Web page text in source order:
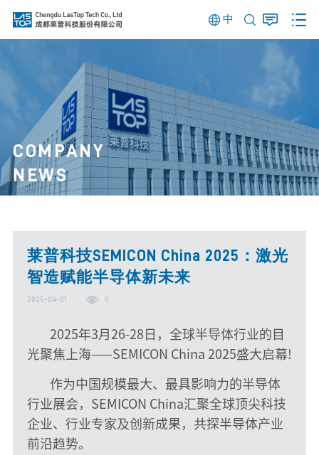
中
COMPANY
NEWS
莱普科技SEMICON China 2025：激光
智造赋能半导体新未来
2025-04-01 0
2025年3月26-28日，全球半导体行业的目
光聚焦上海——SEMICON China 2025盛大启幕!
作为中国规模最大、最具影响力的半导体
行业展会，SEMICON China汇聚全球顶尖科技
企业、行业专家及创新成果，共探半导体产业
前沿趋势。